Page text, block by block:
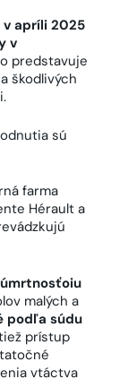
v apríli 2025
v
predstavuje
škodlivých
sú
farma
Hérault a
malých a
podľa súdu
prístup
vtáctva